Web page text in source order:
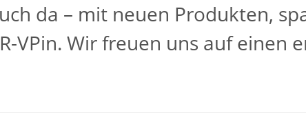
da – mit neuen Produkten,
VPin. Wir freuen uns auf einen